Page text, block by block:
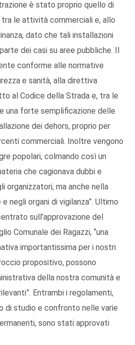
è stato proprio quello di
le attività commerciali e, allo
dato che tali installazioni
dei casi su aree pubbliche. Il
conforme alle normative
e sanità, alla direttiva
al Codice della Strada e, tra le
una forte semplificazione delle
dei dehors, proprio per
commerciali. Inoltre vengono
popolari, colmando così un
che cagionava dubbi e
organizzatori, ma anche nella
negli organi di vigilanza”. Ultimo
sull’approvazione del
Comunale dei Ragazzi, “una
importantissima per i nostri
propositivo, possono
della nostra comunità e
Entrambi i regolamenti,
di studio e confronto nelle varie
sono stati approvati